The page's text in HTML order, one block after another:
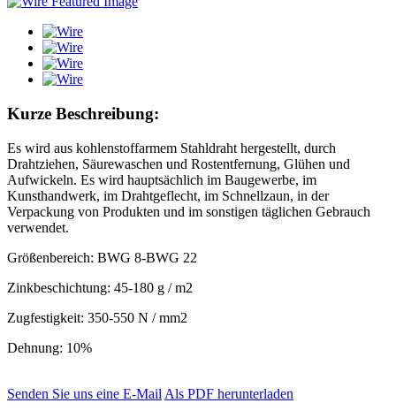
Kurze Beschreibung:
Es wird aus kohlenstoffarmem Stahldraht hergestellt, durch
Drahtziehen, Säurewaschen und Rostentfernung, Glühen und
Aufwickeln. Es wird hauptsächlich im Baugewerbe, im
Kunsthandwerk, im Drahtgeflecht, im Schnellzaun, in der
Verpackung von Produkten und im sonstigen täglichen Gebrauch
verwendet.
Größenbereich: BWG 8-BWG 22
Zinkbeschichtung: 45-180 g / m2
Zugfestigkeit: 350-550 N / mm2
Dehnung: 10%
Senden Sie uns eine E-Mail Als PDF herunterladen